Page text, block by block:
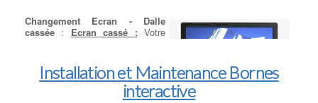
Changement Ecran - Dalle
cassée : Ecran cassé : Votre
pression trop importante. Cela
peut ressembler à des taches
d'encre sur l'écran de votre
ordinateur portable. à PONT-
Installation et Maintenance Bornes
interactive